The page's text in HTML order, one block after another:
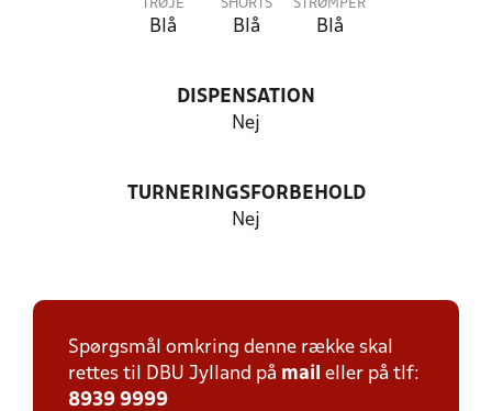
TRØJE
Blå
SHORTS
Blå
STRØMPER
Blå
DISPENSATION
Nej
TURNERINGSFORBEHOLD
Nej
Spørgsmål omkring denne række skal
rettes til DBU Jylland på mail eller på tlf:
8939 9999